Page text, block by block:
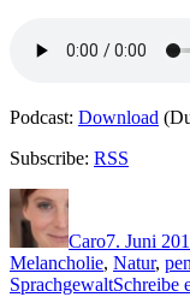
Podcast: Download
Subscribe: RSS
Autor
Caro7. Juni
Melancholie, Natur,
SprachgewaltSchreibe